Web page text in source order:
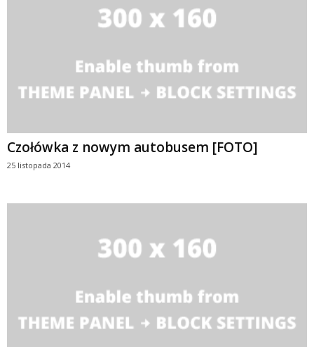
Czołówka z nowym autobusem [FOTO]
25 listopada 2014